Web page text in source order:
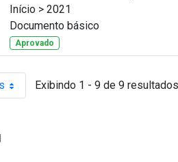
Início > 2021
Documento básico
Aprovado
Exibindo 1 - 9 de 9